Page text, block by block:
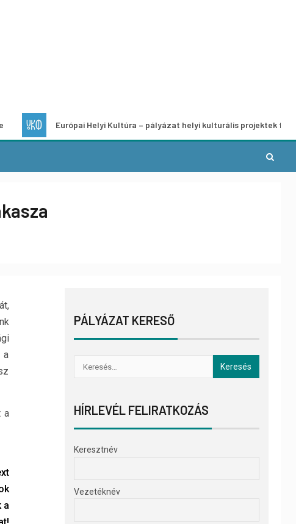
Európai Helyi Kultúra – pályázat helyi kulturális projektek fejlesztésére
a
a
a
PÁLYÁZAT KERESŐ
HÍRLEVÉL FELIRATKOZÁS
Keresztnév
Vezetéknév